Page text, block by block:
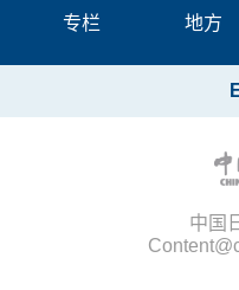
专栏 地方
中国